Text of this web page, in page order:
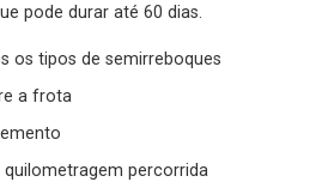
pode durar até 60 dias.
os tipos de semirreboques
a frota
quilometragem percorrida